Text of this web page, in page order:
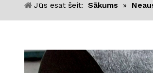
Jūs esat šeit: Sākums »